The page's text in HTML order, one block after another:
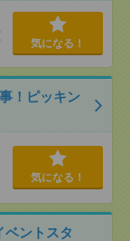
気になる！
！ピッキン
気になる！
ベントスタ